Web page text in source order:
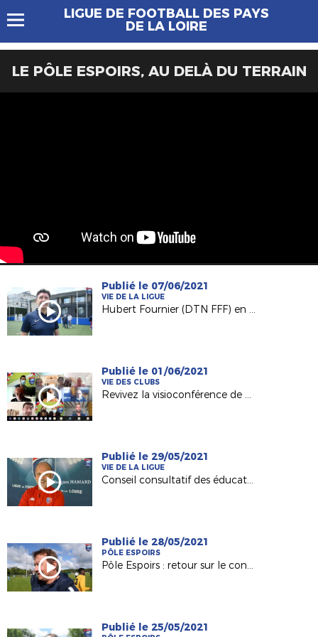
LIGUE DE FOOTBALL DES PAYS
DE LA LOIRE
LE PÔLE ESPOIRS, AU DELÀ DU TERRAIN
Publié le 07/06/2021
VIE DE LA LIGUE
Hubert Fournier (DTN FFF) en visite à la Ligue avant la reprise du foot amateur
Publié le 01/06/2021
VIE DES CLUBS
Revivez la visioconférence de notre service Licences du 31 mai 2021
Publié le 29/05/2021
VIE DE LA LIGUE
Conseil consultatif des éducateurs : les explications de Jacques Hamard
Publié le 28/05/2021
PÔLE ESPOIRS
Pôle Espoirs : retour sur le concours régional avec Lionnel Ducloz (DTR)
Publié le 25/05/2021